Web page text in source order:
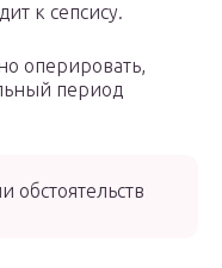
к сепсису.
оперировать,
период
обстоятельств